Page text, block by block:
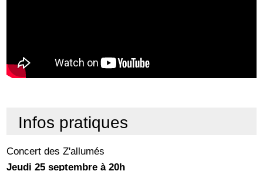
Infos pratiques
Concert des Z'allumés
Jeudi 25 septembre à 20h